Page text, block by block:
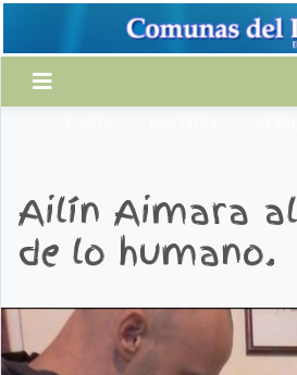
Ailín Aimara
de lo humano.